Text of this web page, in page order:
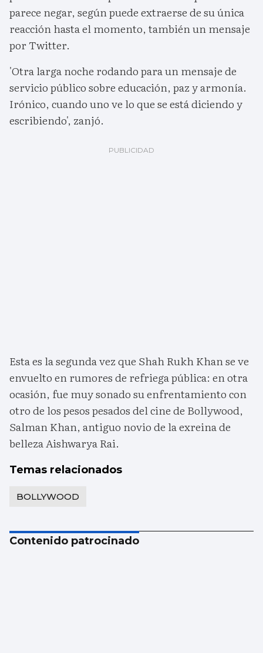
parece negar, según puede extraerse de su única
reacción hasta el momento, también un mensaje
por Twitter.
'Otra larga noche rodando para un mensaje de
servicio público sobre educación, paz y armonía.
Irónico, cuando uno ve lo que se está diciendo y
escribiendo', zanjó.
Esta es la segunda vez que Shah Rukh Khan se ve
envuelto en rumores de refriega pública: en otra
ocasión, fue muy sonado su enfrentamiento con
otro de los pesos pesados del cine de Bollywood,
Salman Khan, antiguo novio de la exreina de
belleza Aishwarya Rai.
Temas relacionados
BOLLYWOOD
Contenido patrocinado